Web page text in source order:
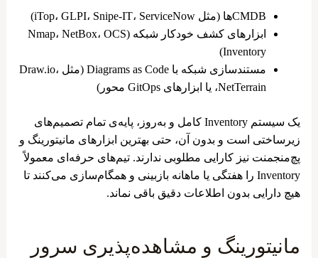
CMDBها (مثل iTop، GLPI، Snipe-IT، ServiceNow)
ابزارهای کشف خودکار شبکه (Nmap، NetBox، OCS
Inventory)
مستندسازی شبکه با Diagrams as Code (مثل Draw.io،
NetTerrain، یا ابزارهای GitOps محور)
یک سیستم Inventory کامل و به‌روز، پایه‌ی تمام تصمیم‌های
زیرساختی است و بدون آن، حتی بهترین ابزارهای مانیتورینگ و
پچ‌منجمنت نیز کارایی مطلوبی ندارند. تیم‌های حرفه‌ای معمولاً
Inventory را هفتگی یا ماهانه بازبینی و همگام‌سازی می‌کنند تا
هیچ دارایی بدون اطلاعات دقیق باقی نماند.
مانیتورینگ و مشاهده‌پذیری سرور